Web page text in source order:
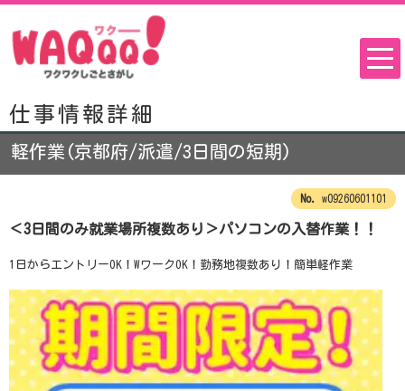
仕事情報詳細
軽作業(京都府/派遣/3日間の短期)
w09260601101
＜3日間のみ就業場所複数あり＞パソコンの入替作業！！
1日からエントリーOK！WワークOK！勤務地複数あり！簡単軽作業